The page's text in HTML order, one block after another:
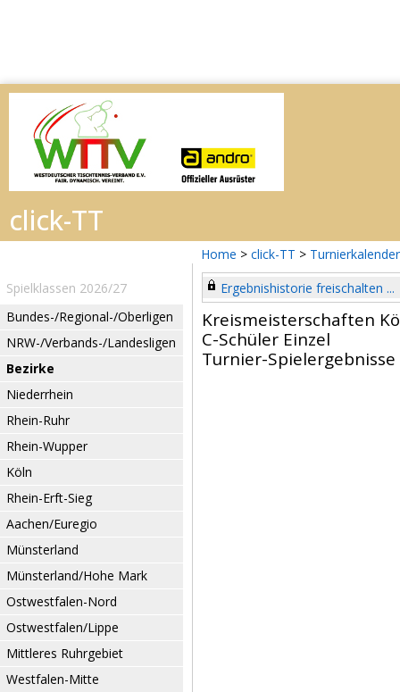
Home > click-TT > Turnierkalender
Spielklassen 2026/27
Bundes-/Regional-/Oberligen
NRW-/Verbands-/Landesligen
Bezirke
Niederrhein
Rhein-Ruhr
Rhein-Wupper
Köln
Rhein-Erft-Sieg
Aachen/Euregio
Münsterland
Münsterland/Hohe Mark
Ostwestfalen-Nord
Ostwestfalen/Lippe
Mittleres Ruhrgebiet
Westfalen-Mitte
Ergebnishistorie freischalten ...
Kreismeisterschaften
C-Schüler Einzel
Turnier-Spielergebnisse